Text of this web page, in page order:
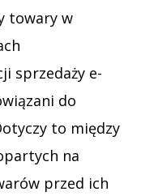
towary w
sprzedaży e-
do
to między
na
przed ich